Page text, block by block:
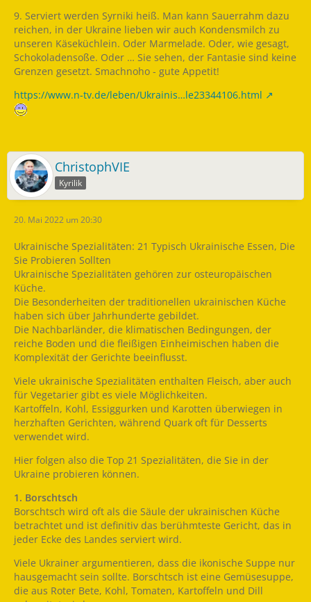
9. Serviert werden Syrniki heiß. Man kann Sauerrahm dazu
reichen, in der Ukraine lieben wir auch Kondensmilch zu
unseren Käseküchlein. Oder Marmelade. Oder, wie gesagt,
Schokoladensoße. Oder … Sie sehen, der Fantasie sind keine
Grenzen gesetzt. Smachnoho - gute Appetit!
https://www.n-tv.de/leben/Ukrainis…le23344106.html
ChristophVIE
Kyrilik
20. Mai 2022 um 20:30
Ukrainische Spezialitäten: 21 Typisch Ukrainische Essen, Die
Sie Probieren Sollten
Ukrainische Spezialitäten gehören zur osteuropäischen
Küche.
Die Besonderheiten der traditionellen ukrainischen Küche
haben sich über Jahrhunderte gebildet.
Die Nachbarländer, die klimatischen Bedingungen, der
reiche Boden und die fleißigen Einheimischen haben die
Komplexität der Gerichte beeinflusst.
Viele ukrainische Spezialitäten enthalten Fleisch, aber auch
für Vegetarier gibt es viele Möglichkeiten.
Kartoffeln, Kohl, Essiggurken und Karotten überwiegen in
herzhaften Gerichten, während Quark oft für Desserts
verwendet wird.
Hier folgen also die Top 21 Spezialitäten, die Sie in der
Ukraine probieren können.
1. Borschtsch
Borschtsch wird oft als die Säule der ukrainischen Küche
betrachtet und ist definitiv das berühmteste Gericht, das in
jeder Ecke des Landes serviert wird.
Viele Ukrainer argumentieren, dass die ikonische Suppe nur
hausgemacht sein sollte. Borschtsch ist eine Gemüsesuppe,
die aus Roter Bete, Kohl, Tomaten, Kartoffeln und Dill